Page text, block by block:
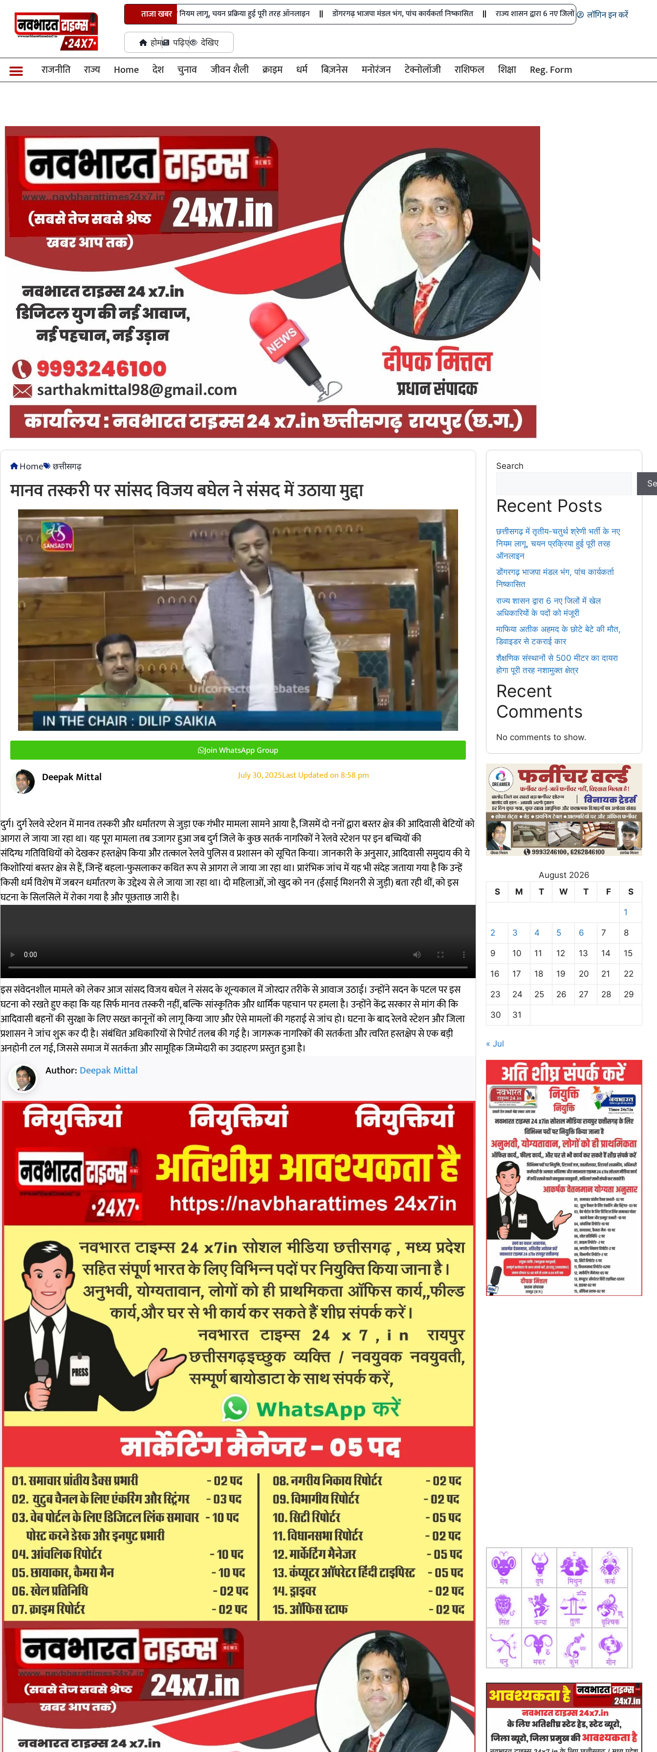
ताजा खबर
छत्तीसगढ़ में तृतीय-चतुर्थ श्रेणी भर्ती के नए नियम लागू, चयन प्रक्रिया हुई पूरी तरह ऑनलाइन डोंगरगढ़ भाजपा मंडल भंग, पांच कार्यकर्ता निष्कासित राज्य शासन द्वारा 6 नए जिलों में खेल अधिकारियों के पदों को मंजूरी
लॉगिन इन करें
होम पढ़िए देखिए
राजनीति राज्य Home देश चुनाव जीवन शैली क्राइम धर्म बिज़नेस मनोरंजन टेक्नोलॉजी राशिफल शिक्षा Reg. Form
Home छत्तीसगढ़
मानव तस्करी पर सांसद विजय बघेल ने संसद में उठाया मुद्दा
Join WhatsApp Group
Deepak Mittal July 30, 2025Last Updated on8:58 pm
दुर्ग। दुर्ग रेलवे स्टेशन में मानव तस्करी और धर्मांतरण से जुड़ा एक गंभीर मामला सामने आया है, जिसमें दो ननों द्वारा बस्तर क्षेत्र की आदिवासी बेटियों को
आगरा ले जाया जा रहा था। यह पूरा मामला तब उजागर हुआ जब दुर्ग जिले के कुछ सतर्क नागरिकों ने रेलवे स्टेशन पर इन बच्चियों की
संदिग्ध गतिविधियों को देखकर हस्तक्षेप किया और तत्काल रेलवे पुलिस व प्रशासन को सूचित किया। जानकारी के अनुसार, आदिवासी समुदाय की ये
किशोरियां बस्तर क्षेत्र से हैं, जिन्हें बहला-फुसलाकर कथित रूप से आगरा ले जाया जा रहा था। प्रारंभिक जांच में यह भी संदेह जताया गया है कि उन्हें
किसी धर्म विशेष में जबरन धर्मांतरण के उद्देश्य से ले जाया जा रहा था। दो महिलाओं, जो खुद को नन (ईसाई मिशनरी से जुड़ी) बता रही थीं, को इस
घटना के सिलसिले में रोका गया है और पूछताछ जारी है।
इस संवेदनशील मामले को लेकर आज सांसद विजय बघेल ने संसद के शून्यकाल में जोरदार तरीके से आवाज उठाई। उन्होंने सदन के पटल पर इस
घटना को रखते हुए कहा कि यह सिर्फ मानव तस्करी नहीं, बल्कि सांस्कृतिक और धार्मिक पहचान पर हमला है। उन्होंने केंद्र सरकार से मांग की कि
आदिवासी बहनों की सुरक्षा के लिए सख्त कानूनों को लागू किया जाए और ऐसे मामलों की गहराई से जांच हो। घटना के बाद रेलवे स्टेशन और जिला
प्रशासन ने जांच शुरू कर दी है। संबंधित अधिकारियों से रिपोर्ट तलब की गई है। जागरूक नागरिकों की सतर्कता और त्वरित हस्तक्षेप से एक बड़ी
अनहोनी टल गई, जिससे समाज में सतर्कता और सामूहिक जिम्मेदारी का उदाहरण प्रस्तुत हुआ है।
Author: Deepak Mittal
Search
Recent Posts
छत्तीसगढ़ में तृतीय-चतुर्थ श्रेणी भर्ती के नए
नियम लागू, चयन प्रक्रिया हुई पूरी तरह
ऑनलाइन
डोंगरगढ़ भाजपा मंडल भंग, पांच कार्यकर्ता
निष्कासित
राज्य शासन द्वारा 6 नए जिलों में खेल
अधिकारियों के पदों को मंजूरी
माफिया अतीक अहमद के छोटे बेटे की मौत,
डिवाइडर से टकराई कार
शैक्षणिक संस्थानों से 500 मीटर का दायरा
होगा पूरी तरह नशामुक्त क्षेत्र
Recent
Comments
No comments to show.
August 2026
S
M T W T F S
1
2 3 4 5 6 7 8
9 10 11 12 13 14 15
16 17 18 19 20 21 22
23 24 25 26 27 28 29
30 31
« Jul